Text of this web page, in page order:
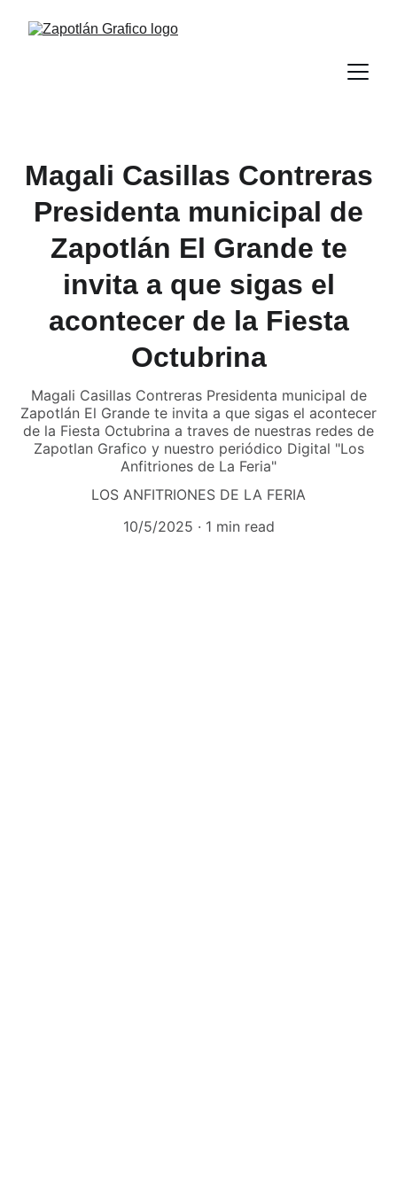
Magali Casillas Contreras
Presidenta municipal de
Zapotlán El Grande te
invita a que sigas el
acontecer de la Fiesta
Octubrina
Magali Casillas Contreras Presidenta municipal de
Zapotlán El Grande te invita a que sigas el acontecer
de la Fiesta Octubrina a traves de nuestras redes de
Zapotlan Grafico y nuestro periódico Digital "Los
Anfitriones de La Feria"
LOS ANFITRIONES DE LA FERIA
10/5/2025
1 min read